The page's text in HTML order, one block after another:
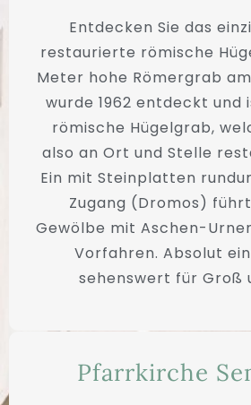
Entdecken Sie das
restaurierte römische
Meter hohe Römergrab
wurde 1962 entdeckt und
römische Hügelgrab,
also an Ort und Stelle
Ein mit Steinplatten
Zugang (Dromos)
Gewölbe mit Aschen-
Vorfahren. Absolut
sehenswert für Groß
Pfarrkirche